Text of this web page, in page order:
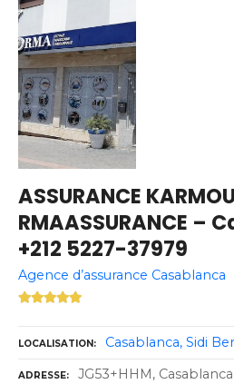
ASSURANCE
RMAASSURANCE –
+212 5227-37979
Agence d’assurance Casablanca
LOCALISATION Casablanca Sidi
ADRESSE JG53+HHM, Casablanca